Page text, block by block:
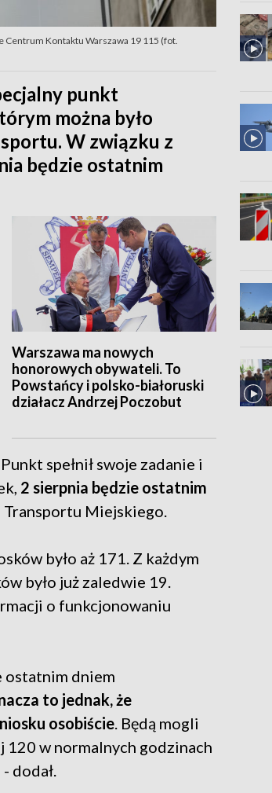
Centrum Kontaktu Warszawa 19 115 (fot.
punkt
można było
W związku z
będzie ostatnim
Warszawa ma nowych
honorowych obywateli. To
Powstańcy i polsko-białoruski
działacz Andrzej Poczobut
spełnił swoje zadanie i
2 sierpnia będzie ostatnim
Transportu Miejskiego.
było aż 171. Z każdym
było już zaledwie 19.
o funkcjonowaniu
ostatnim dniem
to jednak, że
osobiście. Będą mogli
w normalnych godzinach
dodał.